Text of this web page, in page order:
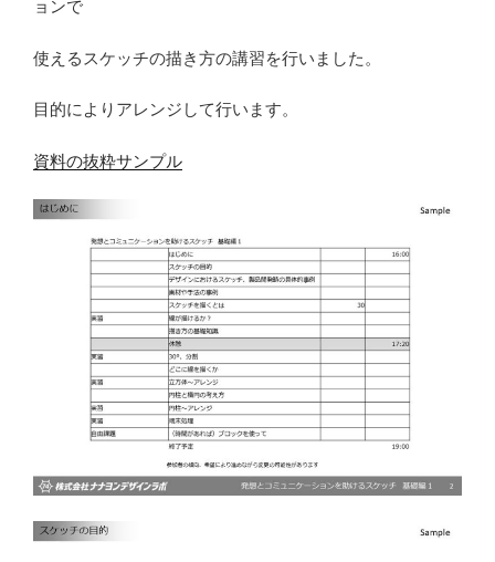
ョンで
使えるスケッチの描き方の講習を行いました。
目的によりアレンジして行います。
資料の抜粋サンプル